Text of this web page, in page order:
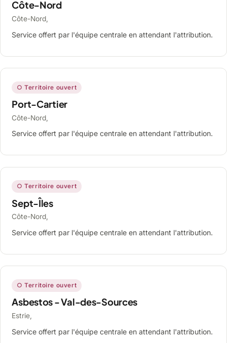
Côte-Nord
Côte-Nord,
Service offert par l'équipe centrale en attendant l'attribution.
○ Territoire ouvert
Port-Cartier
Côte-Nord,
Service offert par l'équipe centrale en attendant l'attribution.
○ Territoire ouvert
Sept-Îles
Côte-Nord,
Service offert par l'équipe centrale en attendant l'attribution.
○ Territoire ouvert
Asbestos - Val-des-Sources
Estrie,
Service offert par l'équipe centrale en attendant l'attribution.